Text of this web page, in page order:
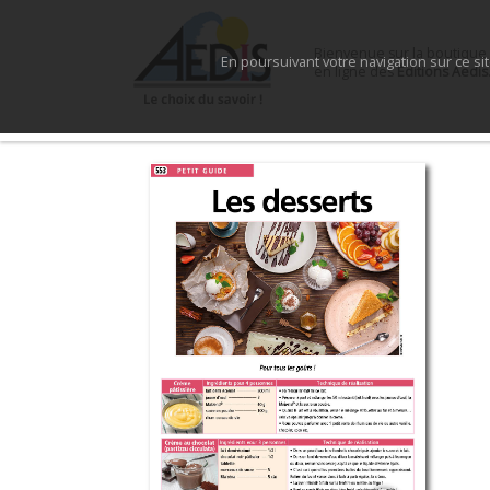
Bienvenue sur la boutique
en ligne desÉditions Aedis.
En poursuivant votre navigation sur ce